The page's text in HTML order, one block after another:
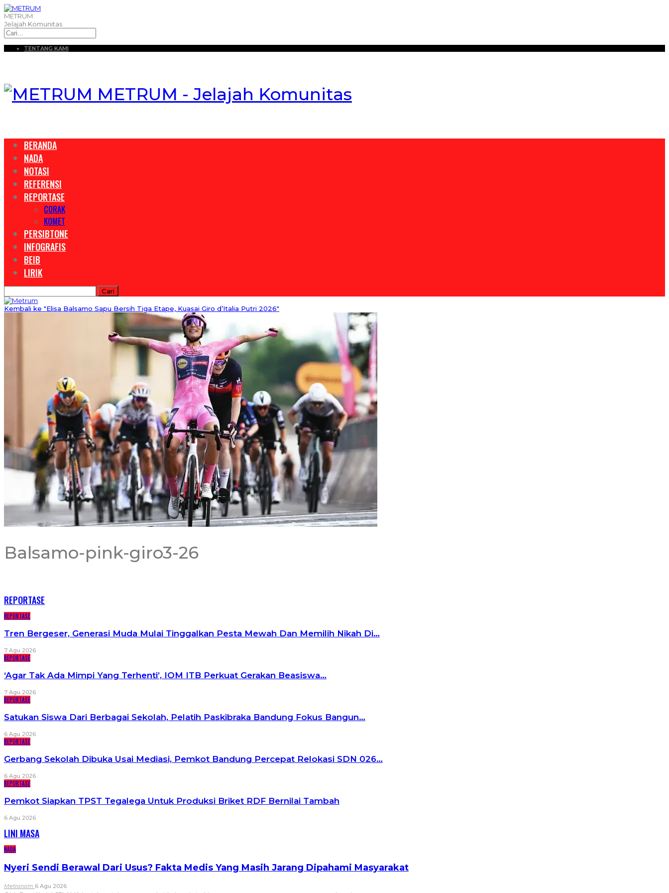
METRUM
Jelajah Komunitas
TENTANG KAMI
METRUM - Jelajah Komunitas
BERANDA
NADA
NOTASI
REFERENSI
REPORTASE
CORAK
KOMET
PERSIBTONE
INFOGRAFIS
BEIB
LIRIK
Kembali ke "Elisa Balsamo Sapu Bersih Tiga Etape, Kuasai Giro d’Italia Putri 2026"
Balsamo-pink-giro3-26
REPORTASE
REPORTASE
Tren Bergeser, Generasi Muda Mulai Tinggalkan Pesta Mewah Dan Memilih Nikah Di…
7 Agu 2026
REPORTASE
‘Agar Tak Ada Mimpi Yang Terhenti’, IOM ITB Perkuat Gerakan Beasiswa…
7 Agu 2026
REPORTASE
Satukan Siswa Dari Berbagai Sekolah, Pelatih Paskibraka Bandung Fokus Bangun…
6 Agu 2026
REPORTASE
Gerbang Sekolah Dibuka Usai Mediasi, Pemkot Bandung Percepat Relokasi SDN 026…
6 Agu 2026
REPORTASE
Pemkot Siapkan TPST Tegalega Untuk Produksi Briket RDF Bernilai Tambah
6 Agu 2026
LINI MASA
NADA
Nyeri Sendi Berawal Dari Usus? Fakta Medis Yang Masih Jarang Dipahami Masyarakat
Metronom 6 Agu 2026